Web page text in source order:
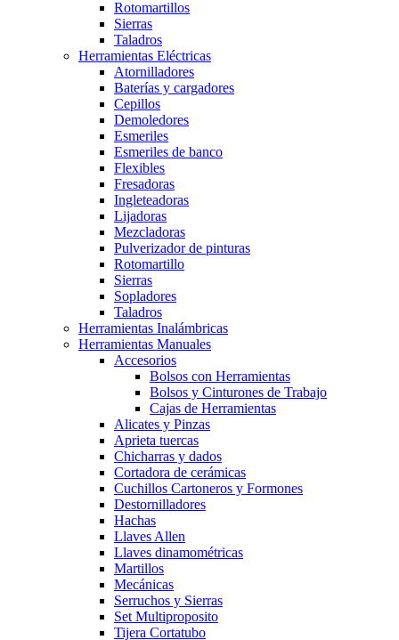
Rotomartillos
Sierras
Taladros
Herramientas Eléctricas
Atornilladores
Baterías y cargadores
Cepillos
Demoledores
Esmeriles
Esmeriles de banco
Flexibles
Fresadoras
Ingleteadoras
Lijadoras
Mezcladoras
Pulverizador de pinturas
Rotomartillo
Sierras
Sopladores
Taladros
Herramientas Inalámbricas
Herramientas Manuales
Accesorios
Bolsos con Herramientas
Bolsos y Cinturones de Trabajo
Cajas de Herramientas
Alicates y Pinzas
Aprieta tuercas
Chicharras y dados
Cortadora de cerámicas
Cuchillos Cartoneros y Formones
Destornilladores
Hachas
Llaves Allen
Llaves dinamométricas
Martillos
Mecánicas
Serruchos y Sierras
Set Multiproposito
Tijera Cortatubo